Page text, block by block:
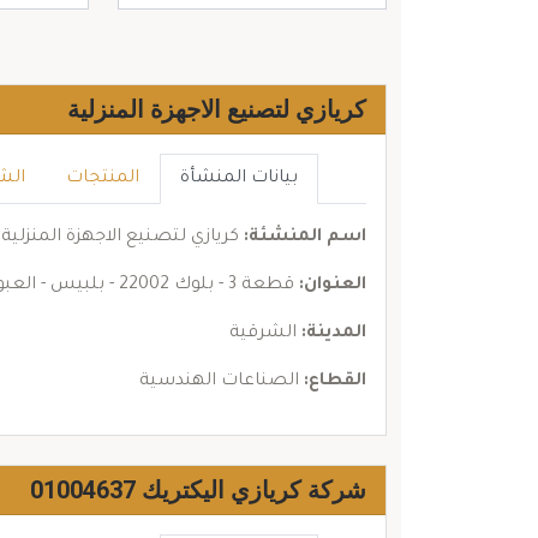
كريازي لتصنيع الاجهزة المنزلية
بيانات المنشأة المنتجات
اسم المنشئة: كريازي لتصنيع الاجهزة المنزلية
العنوان: قطعة 3 - بلوك 22002 - بلبيس - العبور
المدينة: الشرقية
القطاع: الصناعات الهندسية
شركة كريازي اليكتريك 01004637